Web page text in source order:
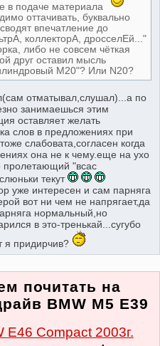
в подаче материала
оттачивать, буквально
впечатление до
коллекторА, дросселЕй..."
либо не совсем чёткая
друг оставил мысль
М20"? Или N20?
отматывал,слушал)...а по
занимаешься этим
оставляет желать
слов в предложениях при
слабовата,согласен когда
она не к чему.еще на ухо
пролетающий "всас
текут
уже интересен и сам парняга
вот ни чем не напрягает,да
нормальный,но
в это-тренькай...сугубо
придирчив?
почитать на
BMW M5 E39
E46 Compact 2003г.